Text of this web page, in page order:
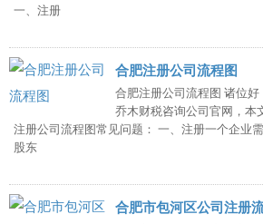
一、注册
合肥注册公司流程图
合肥注册公司流程图 诸位
乔木财税咨询公司官网，本
注册公司流程图常见问题： 一、注册一个企业
股东
合肥市包河区公司注册